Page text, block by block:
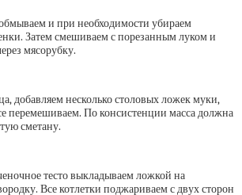
и при необходимости убираем
Затем смешиваем с порезанным луком и
мясорубку.
добавляем несколько столовых ложек муки,
перемешиваем. По консистенции масса должна
сметану.
тесто выкладываем ложкой на
Все котлетки поджариваем с двух сторон